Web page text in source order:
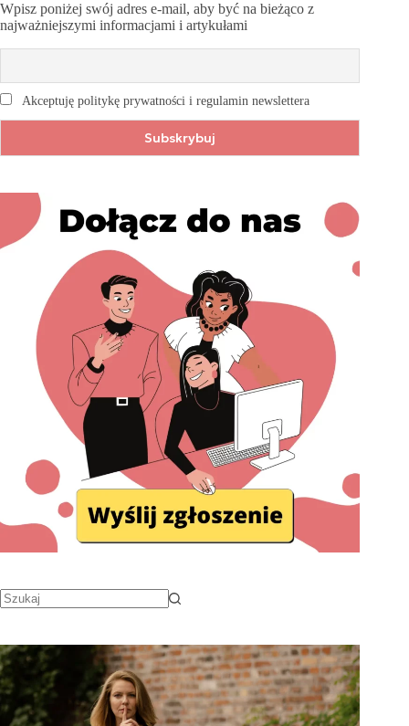
Wpisz poniżej swój adres e-mail, aby być na bieżąco z
najważniejszymi informacjami i artykułami
Akceptuję politykę prywatności i regulamin newslettera